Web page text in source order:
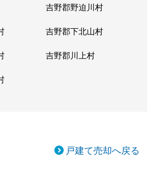
吉野郡野迫川村
吉野郡下北山村
吉野郡川上村
戸建て売却へ戻る